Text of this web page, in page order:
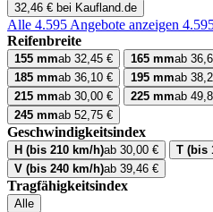
32,46 € bei Kaufland.de
Alle 4.595 Angebote anzeigen
Reifenbreite
155 mmab 32,45 € 165 mmab
185 mmab 36,10 € 195 mmab
215 mmab 30,00 € 225 mmab
245 mmab 52,75 €
Geschwindigkeitsindex
H (bis 210 km/h)ab 30,00 € T (bis
V (bis 240 km/h)ab 39,46 €
Tragfähigkeitsindex
Alle